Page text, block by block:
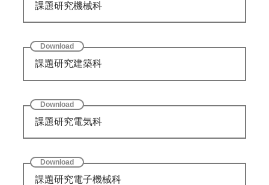
課題研究機械科
課題研究建築科
課題研究電気科
課題研究電子機械科